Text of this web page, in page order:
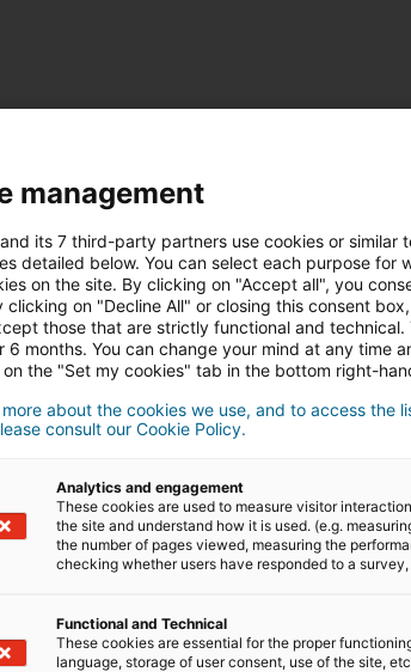
e são remunerados,
management
its 7 third-party partners use cookies or similar
detailed below. You can select each purpose for
on the site. By clicking on "Accept all", you
clicking on "Decline All" or closing this consent
those that are strictly functional and technical.
6 months. You can change your mind at any time
the "Set my cookies" tab in the bottom right-
about the cookies we use, and to access the
consult our Cookie Policy.
Analytics and engagement
These cookies are used to measure visitor
the site and understand how it is used. (e.g.
the number of pages viewed, measuring the
checking whether users have responded to a
Functional and Technical
These cookies are essential for the proper
language, storage of user consent, use of the site,